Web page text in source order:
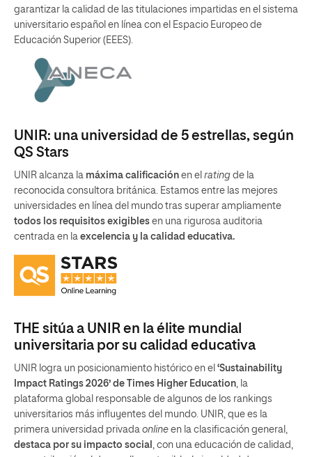
garantizar la calidad de las titulaciones impartidas en el sistema
universitario español en línea con el Espacio Europeo de
Educación Superior (EEES).
UNIR: una universidad de 5 estrellas, según
QS Stars
UNIR alcanza la máxima calificación en el rating de la
reconocida consultora británica. Estamos entre las mejores
universidades en línea del mundo tras superar ampliamente
todos los requisitos exigibles en una rigurosa auditoria
centrada en la excelencia y la calidad educativa.
THE sitúa a UNIR en la élite mundial
universitaria por su calidad educativa
UNIR logra un posicionamiento histórico en el ‘Sustainability
Impact Ratings 2026’ de Times Higher Education, la
plataforma global responsable de algunos de los rankings
universitarios más influyentes del mundo. UNIR, que es la
primera universidad privada online en la clasificación general,
destaca por su impacto social , con una educación de calidad,